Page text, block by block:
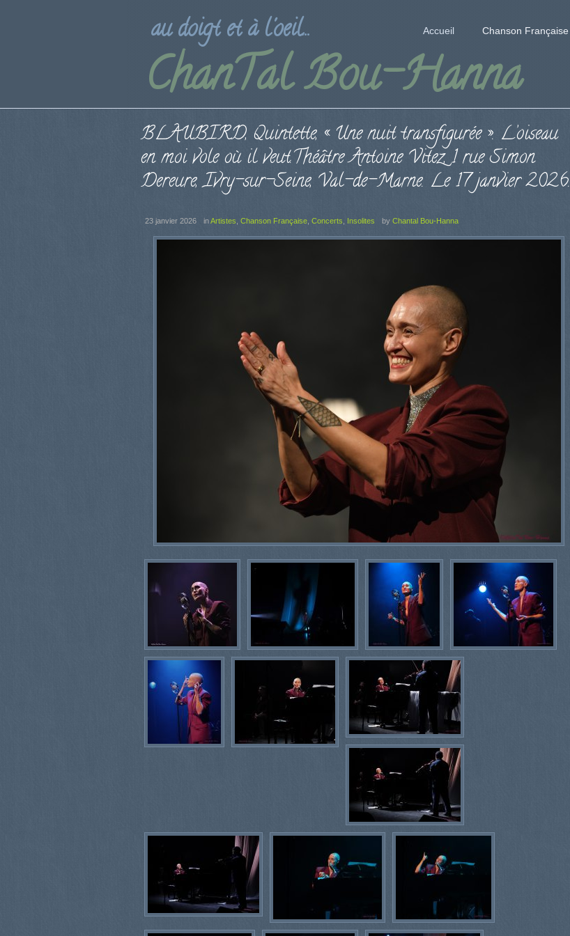
ChanTal Bou-Hanna
au doigt et à l'oeil... Accueil Chanson Française
BLAUBIRD, Quintette, « Une nuit transfigurée ». L’oiseau
en moi vole où il veut.Théâtre Antoine Vitez, 1 rue Simon
Dereure, Ivry-sur-Seine, Val-de-Marne. Le 17 janvier 2026.
23 janvier 2026 inArtistes, Chanson Française, Concerts, Insolites by Chantal Bou-Hanna